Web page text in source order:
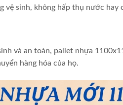
vệ sinh, không hấp thụ nước
và an toàn, pallet nhựa
hàng hóa của họ.